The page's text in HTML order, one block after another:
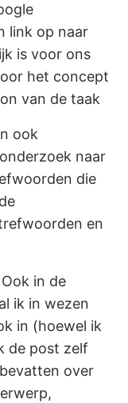
link op naar
is voor ons
het concept
van de taak
ook
naar
die
en
in de
ik in wezen
in (hoewel ik
de post zelf
over